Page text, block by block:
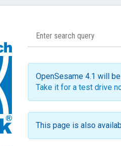
OpenSesame 4.1 will
Take it for a test drive
This page is also